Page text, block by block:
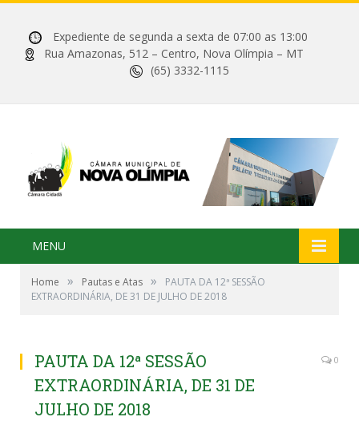
Expediente de segunda a sexta de 07:00 as 13:00
Rua Amazonas, 512 – Centro, Nova Olímpia – MT
(65) 3332-1115
MENU
Home » Pautas e Atas »
PAUTA DA 12ª SESSÃO
EXTRAORDINÁRIA, DE 31 DE JULHO DE 2018
PAUTA DA 12ª SESSÃO
EXTRAORDINÁRIA, DE 31 DE
JULHO DE 2018
0